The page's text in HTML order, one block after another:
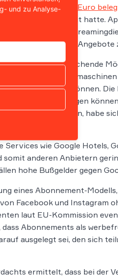
1,84 Milliarden Euro
verhängt hatte.
von
und günstigere Angebote
Nutzer die ausreichende
oder
entfernt werden können.
bewerkstelligen
offen gewesen, habe
Services wie Google Hotels,
anderen Anbietern
hohe Bußgelder gegen
eines Abonnement-
Facebook und Instagram
laut EU-Kommission
Abonnements als
ausgelegt sei, den sich
ermittelt, dass bei der
und zu Analyse-